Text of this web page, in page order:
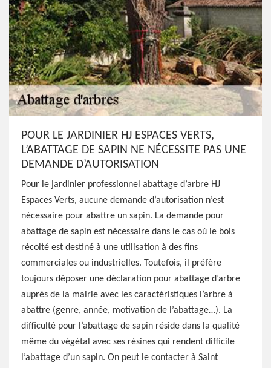
POUR LE JARDINIER HJ ESPACES VERTS,
L’ABATTAGE DE SAPIN NE NÉCESSITE PAS UNE
DEMANDE D’AUTORISATION
Pour le jardinier professionnel abattage d’arbre HJ
Espaces Verts, aucune demande d’autorisation n’est
nécessaire pour abattre un sapin. La demande pour
abattage de sapin est nécessaire dans le cas où le bois
récolté est destiné à une utilisation à des fins
commerciales ou industrielles. Toutefois, il préfère
toujours déposer une déclaration pour abattage d’arbre
auprès de la mairie avec les caractéristiques l’arbre à
abattre (genre, année, motivation de l’abattage…). La
difficulté pour l’abattage de sapin réside dans la qualité
même du végétal avec ses résines qui rendent difficile
l’abattage d’un sapin. On peut le contacter à Saint